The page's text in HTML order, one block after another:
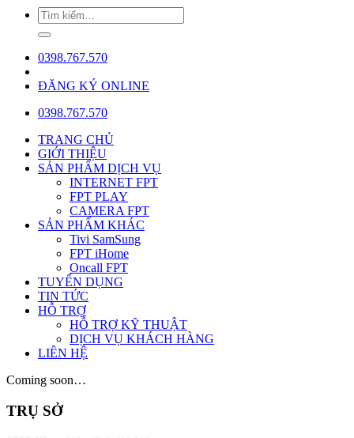
0398.767.570
ĐĂNG KÝ ONLINE
0398.767.570
TRANG CHỦ
GIỚI THIỆU
SẢN PHẨM DỊCH VỤ
INTERNET FPT
FPT PLAY
CAMERA FPT
SẢN PHẨM KHÁC
Tivi SamSung
FPT iHome
Oncall FPT
TUYỂN DỤNG
TIN TỨC
HỖ TRỢ
HỖ TRỢ KỸ THUẬT
DỊCH VỤ KHÁCH HÀNG
LIÊN HỆ
Coming soon…
TRỤ SỞ